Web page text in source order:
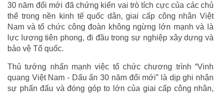
30 năm đổi mới đã chứng kiến vai trò tích cực của các chủ
thể trong nền kinh tế quốc dân, giai cấp công nhân Việt
Nam và tổ chức công đoàn không ngừng lớn mạnh và là
lực lượng tiên phong, đi đầu trong sự nghiệp xây dựng và
bảo vệ Tổ quốc.
Thủ tướng nhấn mạnh việc tổ chức chương trình “Vinh
quang Việt Nam - Dấu ấn 30 năm đổi mới” là dịp ghi nhận
sự phấn đấu và đóng góp to lớn của giai cấp công nhân,